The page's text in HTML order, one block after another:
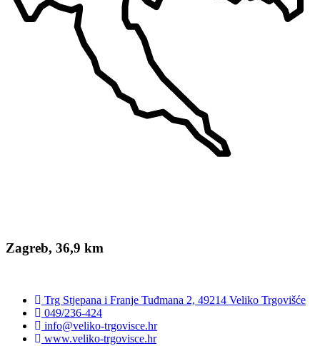
Zagreb, 36,9 km
Trg Stjepana i Franje Tuđmana 2, 49214 Veliko Trgovišće
049/236-424
info@veliko-trgovisce.hr
www.veliko-trgovisce.hr